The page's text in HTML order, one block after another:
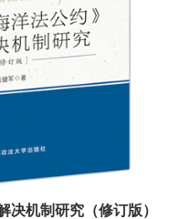
决机制研究（修订版）